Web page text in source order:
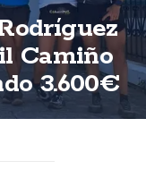
Camiño
3.600€